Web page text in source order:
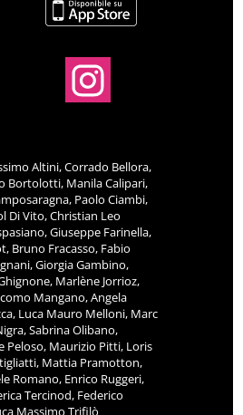
Altini, Corrado Bellora,
Bortolotti, Manila Calipari,
Paolo Ciambi,
Di Vito, Christian Leo
Giuseppe Farinella,
Bruno Fracasso, Fabio
Giorgia Gambino,
Marlène Jorrioz,
Mangano, Angela
Luca Mauro Melloni, Marc
Sabrina Olibano,
Peloso, Maurizio Pitti, Loris
Mattia Pramotton,
Romano, Enrico Ruggeri,
Tercinod, Federico
Massimo Trifilò